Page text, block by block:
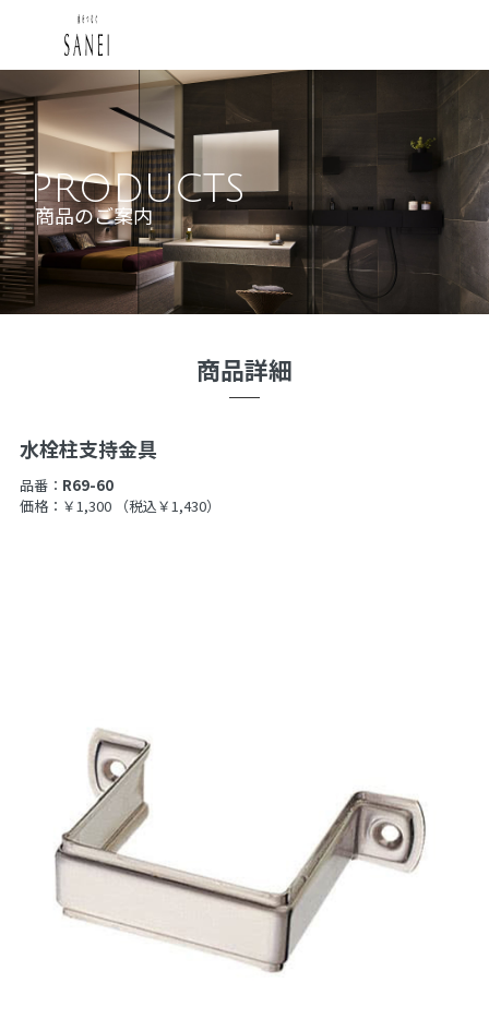
PRODUCTS
商品のご案内
商品詳細
水栓柱支持金具
品番： R69-60
価格：￥1,300
（税込￥1,430）